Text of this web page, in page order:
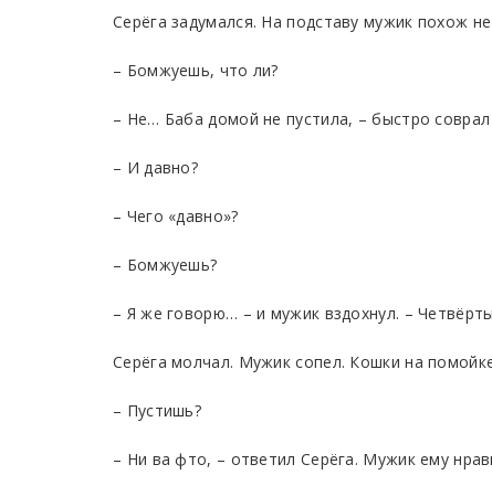
Серёга задумался. На подставу мужик похож
– Бомжуешь, что ли?
– Не… Баба домой не пустила, – быстро
– И давно?
– Чего «давно»?
– Бомжуешь?
– Я же говорю… – и мужик вздохнул. –
Серёга молчал. Мужик сопел. Кошки на
– Пустишь?
– Ни ва фто, – ответил Серёга. Мужик ему